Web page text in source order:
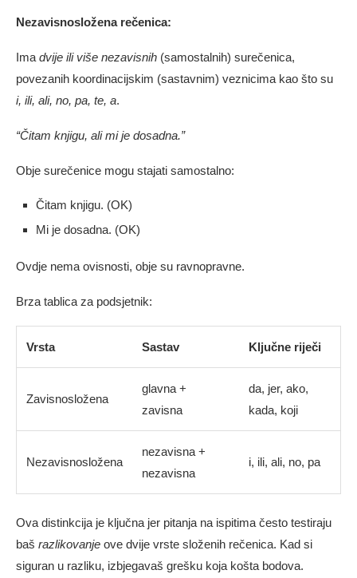
Nezavisnosložena rečenica:
Ima dvije ili više nezavisnih (samostalnih) surečenica,
povezanih koordinacijskim (sastavnim) veznicima kao što su
i, ili, ali, no, pa, te, a.
“Čitam knjigu, ali mi je dosadna.”
Obje surečenice mogu stajati samostalno:
Čitam knjigu. (OK)
Mi je dosadna. (OK)
Ovdje nema ovisnosti, obje su ravnopravne.
Brza tablica za podsjetnik:
Vrsta Sastav Ključne riječi
Zavisnosložena
glavna +
zavisna
da, jer, ako,
kada, koji
Nezavisnosložena
nezavisna +
nezavisna
i, ili, ali, no, pa
Ova distinkcija je ključna jer pitanja na ispitima često testiraju
baš razlikovanje ove dvije vrste složenih rečenica. Kad si
siguran u razliku, izbjegavaš grešku koja košta bodova.